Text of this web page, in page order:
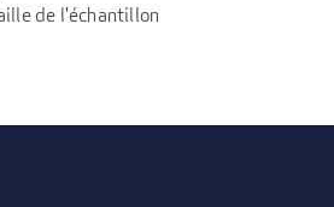
de l'échantillon